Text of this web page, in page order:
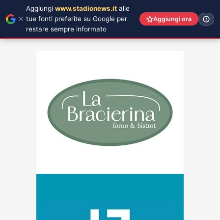
Aggiungi www.stadionews.it alle
tue fonti preferite su Google per
restare sempre informato
Aggiungi ora